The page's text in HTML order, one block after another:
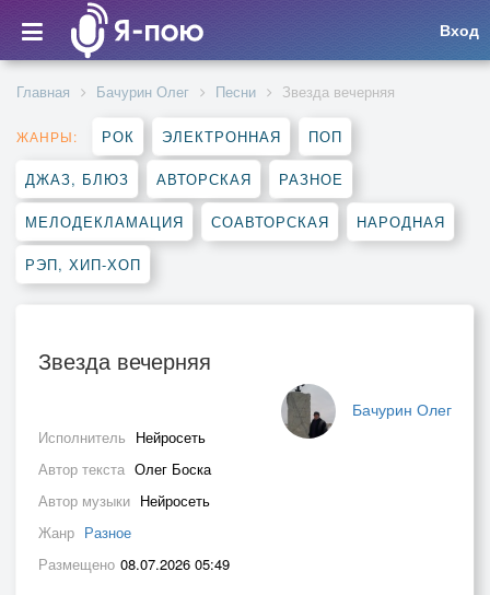
Вход
Главная Бачурин Олег Песни Звезда вечерняя
ЖАНРЫ: РОК ЭЛЕКТРОННАЯ ПОП
ДЖАЗ, БЛЮЗ АВТОРСКАЯ РАЗНОЕ
МЕЛОДЕКЛАМАЦИЯ СОАВТОРСКАЯ НАРОДНАЯ
РЭП, ХИП-ХОП
Звезда вечерняя
Бачурин Олег
Исполнитель Нейросеть
Автор текста Олег Боска
Автор музыки Нейросеть
Жанр Разное
Размещено 08.07.2026 05:49